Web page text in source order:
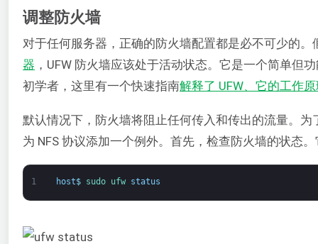
调整防火墙
对于任何服务器，正确的防火墙配置都是必不可少的。
器 ，UFW 防火墙应该处于活动状态。它是一个简单但
初学者，这里有一个快速指南解释了 UFW、它的工作
默认情况下，防火墙将阻止任何传入和传出的流量。
为 NFS 协议添加一个例外。首先，检查防火墙的状态
1 host$ sudo ufw status